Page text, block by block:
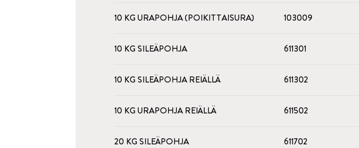
10 KG URAPOHJA (POIKITTAISURA) 103009
10 KG SILEÄPOHJA 611301
10 KG SILEÄPOHJA REIÄLLÄ 611302
10 KG URAPOHJA REIÄLLÄ 611502
20 KG SILEÄPOHJA 611702